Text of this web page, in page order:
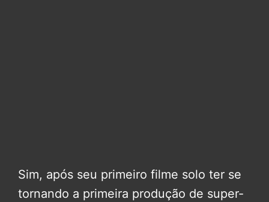
Sim, após seu primeiro filme solo ter se
tornando a primeira produção de super-